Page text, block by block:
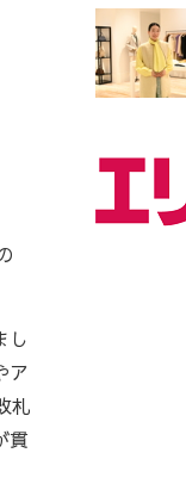
し
ア
札
貫